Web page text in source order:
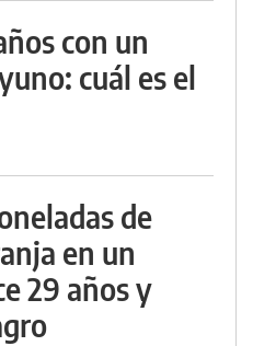
con un
cuál es el
de
en un
29 años y